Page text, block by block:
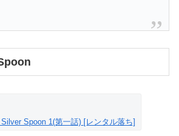
Spoon 1(第一話) [レンタル落ち]